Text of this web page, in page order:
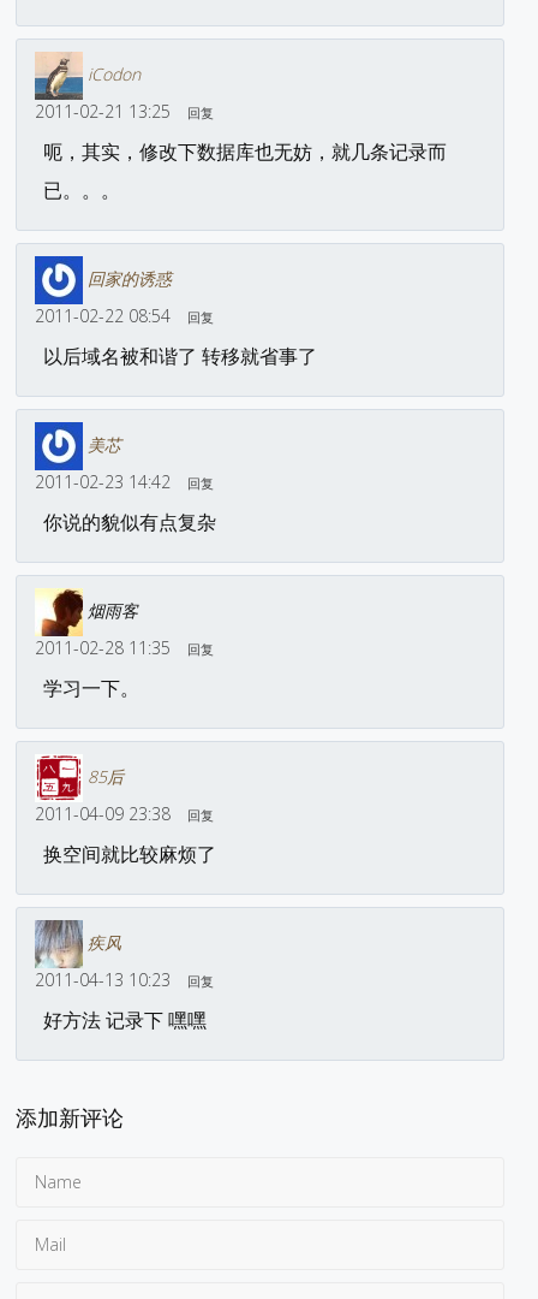
iCodon
2011-02-21 13:25
回复
呃，其实，修改下数据库也无妨，就几条记录而
已。。。
回家的诱惑
2011-02-22 08:54
回复
以后域名被和谐了 转移就省事了
美芯
2011-02-23 14:42
回复
你说的貌似有点复杂
烟雨客
2011-02-28 11:35
回复
学习一下。
85后
2011-04-09 23:38
回复
换空间就比较麻烦了
疾风
2011-04-13 10:23
回复
好方法 记录下 嘿嘿
添加新评论